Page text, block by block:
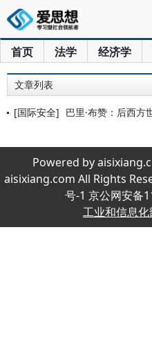
首页 法学 经济学
文章列表
[国际安全] 巴里·布赞：后西方
Powered by
aisixiang.com All Rights
号-1 京公网安备
工业和信息